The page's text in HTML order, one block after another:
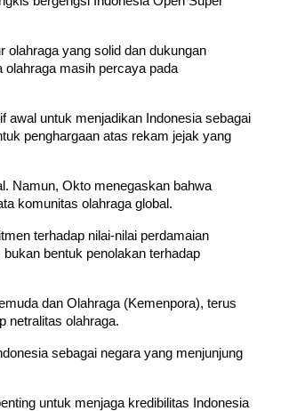
olahraga yang solid dan dukungan
olahraga masih percaya pada
awal untuk menjadikan Indonesia sebagai
penghargaan atas rekam jejak yang
Namun, Okto menegaskan bahwa
komunitas olahraga global.
terhadap nilai-nilai perdamaian
bentuk penolakan terhadap
dan Olahraga (Kemenpora), terus
netralitas olahraga.
sebagai negara yang menjunjung
untuk menjaga kredibilitas Indonesia